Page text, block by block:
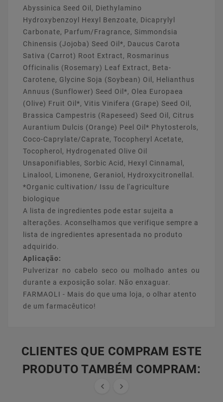
Abyssinica Seed Oil, Diethylamino
Hydroxybenzoyl Hexyl Benzoate, Dicaprylyl
Carbonate, Parfum/Fragrance, Simmondsia
Chinensis (Jojoba) Seed Oil*, Daucus Carota
Sativa (Carrot) Root Extract, Rosmarinus
Officinalis (Rosemary) Leaf Extract, Beta-
Carotene, Glycine Soja (Soybean) Oil, Helianthus
Annuus (Sunflower) Seed Oil*, Olea Europaea
(Olive) Fruit Oil*, Vitis Vinifera (Grape) Seed Oil,
Brassica Campestris (Rapeseed) Seed Oil, Citrus
Aurantium Dulcis (Orange) Peel Oil* Phytosterols,
Coco-Caprylate/Caprate, Tocopheryl Acetate,
Tocopherol, Hydrogenated Olive Oil
Unsaponifiables, Sorbic Acid, Hexyl Cinnamal,
Linalool, Limonene, Geraniol, Hydroxycitronellal.
*Organic cultivation/ Issu de l'agriculture
biologique
A lista de ingredientes pode estar sujeita a
alterações. Aconselhamos que verifique sempre a
lista de ingredientes apresentada no produto
adquirido.
Aplicação:
Pulverizar no cabelo seco ou molhado antes ou
durante a exposição solar. Não enxaguar.
FARMAOLI - Mais do que uma loja, o olhar atento
de um farmacêutico!
CLIENTES QUE COMPRAM ESTE
PRODUTO TAMBÉM COMPRAM:
 